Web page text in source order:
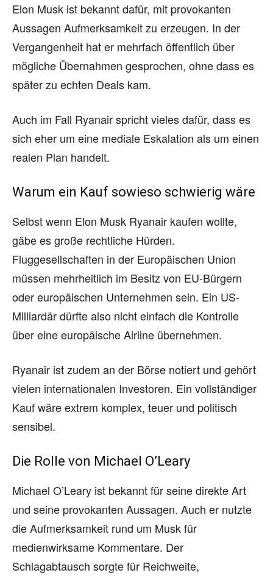
Elon Musk ist bekannt dafür, mit provokanten
Aussagen Aufmerksamkeit zu erzeugen. In der
Vergangenheit hat er mehrfach öffentlich über
mögliche Übernahmen gesprochen, ohne dass es
später zu echten Deals kam.
Auch im Fall Ryanair spricht vieles dafür, dass es
sich eher um eine mediale Eskalation als um einen
realen Plan handelt.
Warum ein Kauf sowieso schwierig wäre
Selbst wenn Elon Musk Ryanair kaufen wollte,
gäbe es große rechtliche Hürden.
Fluggesellschaften in der Europäischen Union
müssen mehrheitlich im Besitz von EU-Bürgern
oder europäischen Unternehmen sein. Ein US-
Milliardär dürfte also nicht einfach die Kontrolle
über eine europäische Airline übernehmen.
Ryanair ist zudem an der Börse notiert und gehört
vielen internationalen Investoren. Ein vollständiger
Kauf wäre extrem komplex, teuer und politisch
sensibel.
Die Rolle von Michael O’Leary
Michael O’Leary ist bekannt für seine direkte Art
und seine provokanten Aussagen. Auch er nutzte
die Aufmerksamkeit rund um Musk für
medienwirksame Kommentare. Der
Schlagabtausch sorgte für Reichweite,